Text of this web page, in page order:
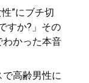
”にブチ切
すか?」その
わかった本音
高齢男性に